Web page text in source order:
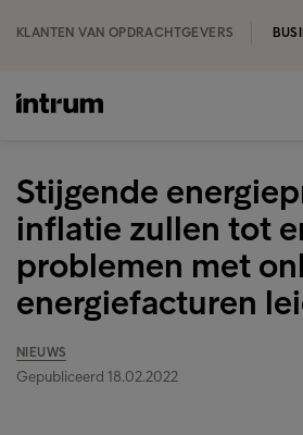
KLANTEN VAN OPDRACHTGEVERS
Stijgende
inflatie zullen tot
problemen met
energiefacturen
NIEUWS
Gepubliceerd 18.02.2022